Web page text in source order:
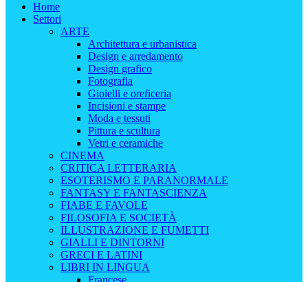
Home
Settori
ARTE
Architettura e urbanistica
Design e arredamento
Design grafico
Fotografia
Gioielli e oreficeria
Incisioni e stampe
Moda e tessuti
Pittura e scultura
Vetri e ceramiche
CINEMA
CRITICA LETTERARIA
ESOTERISMO E PARANORMALE
FANTASY E FANTASCIENZA
FIABE E FAVOLE
FILOSOFIA E SOCIETÀ
ILLUSTRAZIONE E FUMETTI
GIALLI E DINTORNI
GRECI E LATINI
LIBRI IN LINGUA
Francese